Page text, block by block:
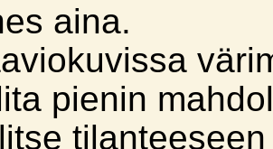
aina.
pienin